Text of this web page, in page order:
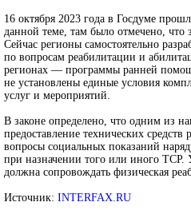
16 октября 2023 года в Госдуме
данной теме, там было отмечено,
Сейчас регионы самостоятельно
по вопросам реабилитации и
регионах — программы ранней
не установлены единые условия
услуг и мероприятий.
В законе определено, что одним из
предоставление технических
вопросы социальных показаний
при назначении того или иного ТСР.
должна сопровождать физическая
Источник: INTERFAX.RU